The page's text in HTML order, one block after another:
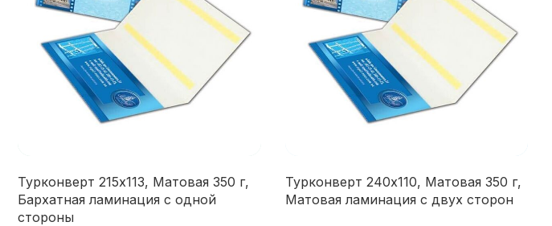
Турконверт 215х113, Матовая 350 г,
Бархатная ламинация с одной
стороны
Турконверт 240х110, Матовая 350 г,
Матовая ламинация с двух сторон